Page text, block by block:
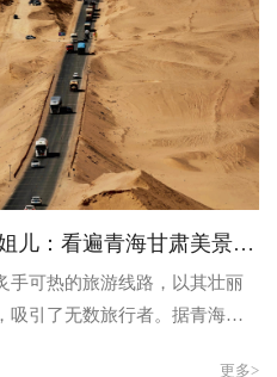
青甘大环线领队推荐｜容姐儿：看遍青海甘肃美景，懂你的领队更合拍
手可热的旅游线路，以其壮丽
吸引了无数旅行者。据青海省
海省接待游客约4476万人..
更多>